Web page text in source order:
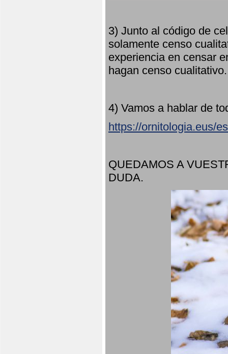
3) Junto al código de
solamente censo
experiencia en censar
hagan censo
4) Vamos a hablar de
https://ornitologia.eus/
QUEDAMOS A
DUDA.